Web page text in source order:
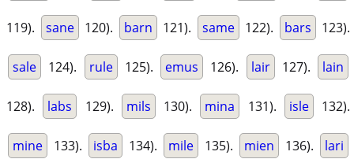
119). sane 120). barn 121). same 122). bars 123).
sale 124). rule 125). emus 126). lair 127). lain
128). labs 129). mils 130). mina 131). isle 132).
mine 133). isba 134). mile 135). mien 136). lari